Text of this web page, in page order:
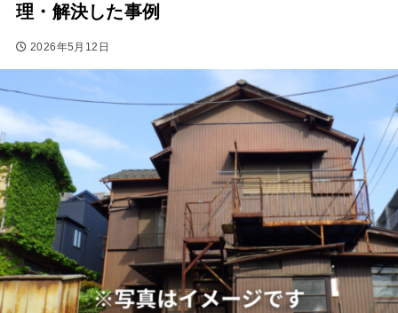
理・解決した事例
2026年5月12日